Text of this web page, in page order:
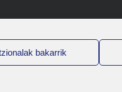
bakarrik
Bioef
Eusko Jaurlaritza